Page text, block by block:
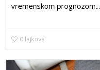
vremenskom prognozom...
0 lajkova